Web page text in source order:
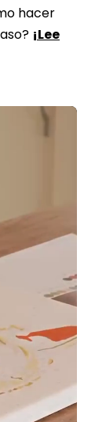
hacer
¡Lee